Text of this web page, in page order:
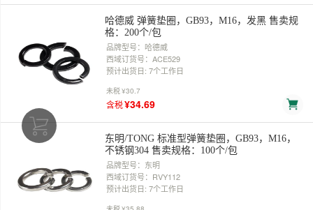
哈德威 弹簧垫圈，GB93，M16，发黑 售卖规
格：200个/包
品牌型号：哈德威
西域订货号：ACE529
预计出货日: 7个工作日
未税¥30.7
含税¥34.69
东明/TONG 标准型弹簧垫圈，GB93，M16，
不锈钢304 售卖规格：100个/包
品牌型号：东明
西域订货号：RVY112
预计出货日: 7个工作日